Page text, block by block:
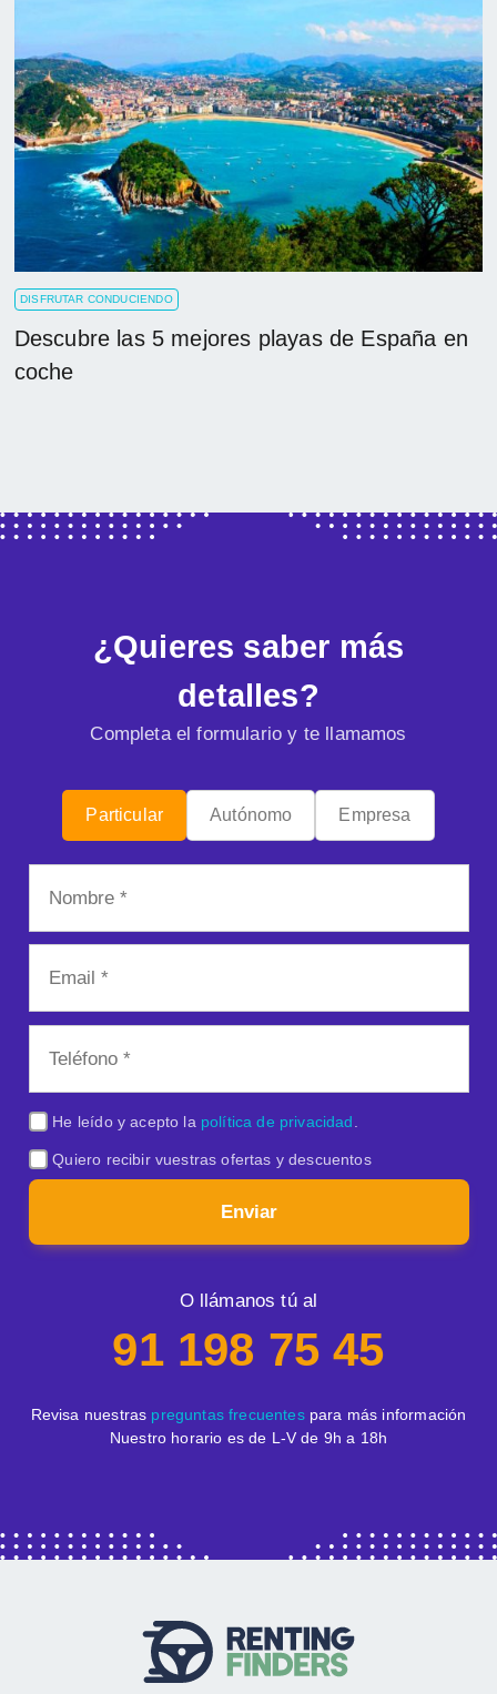
DISFRUTAR CONDUCIENDO
Descubre las 5 mejores playas de España en
coche
¿Quieres saber más
detalles?
Completa el formulario y te llamamos
Particular Autónomo Empresa
He leído y acepto la política de privacidad
Quiero recibir vuestras ofertas y descuentos
Enviar
O llámanos tú al
91 198 75 45
Revisa nuestras preguntas frecuentespara más información
Nuestro horario es de L-V de 9h a 18h